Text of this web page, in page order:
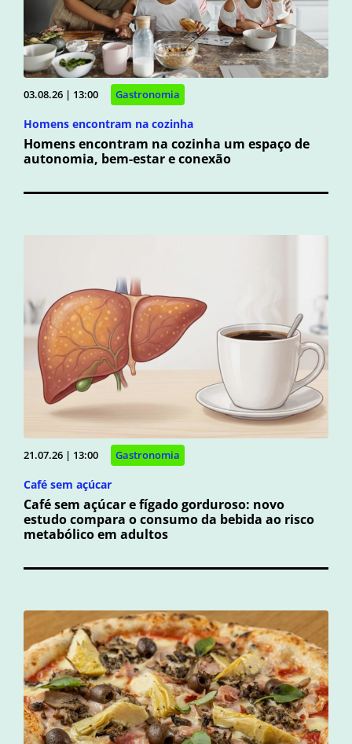
03.08.26 | 13:00 Gastronomia
Homens encontram na cozinha
Homens encontram na cozinha um espaço de
autonomia, bem-estar e conexão
21.07.26 | 13:00 Gastronomia
Café sem açúcar
Café sem açúcar e fígado gorduroso: novo
estudo compara o consumo da bebida ao risco
metabólico em adultos